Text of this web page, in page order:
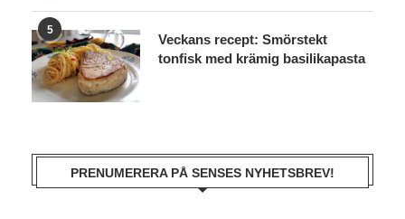
5
Veckans recept: Smörstekt
tonfisk med krämig basilikapasta
PRENUMERERA PÅ SENSES NYHETSBREV!